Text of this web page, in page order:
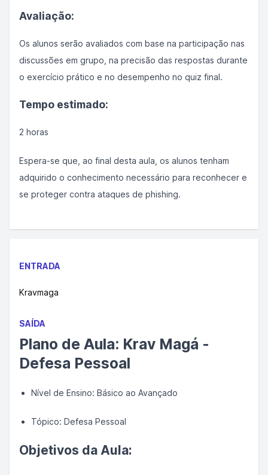
Avaliação:
Os alunos serão avaliados com base na participação nas
discussões em grupo, na precisão das respostas durante
o exercício prático e no desempenho no quiz final.
Tempo estimado:
2 horas
Espera-se que, ao final desta aula, os alunos tenham
adquirido o conhecimento necessário para reconhecer e
se proteger contra ataques de phishing.
ENTRADA
Kravmaga
SAÍDA
Plano de Aula: Krav Magá -
Defesa Pessoal
Nível de Ensino: Básico ao Avançado
Tópico: Defesa Pessoal
Objetivos da Aula: